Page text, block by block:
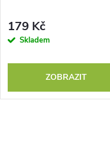
179 Kč
Skladem
ZOBRAZIT